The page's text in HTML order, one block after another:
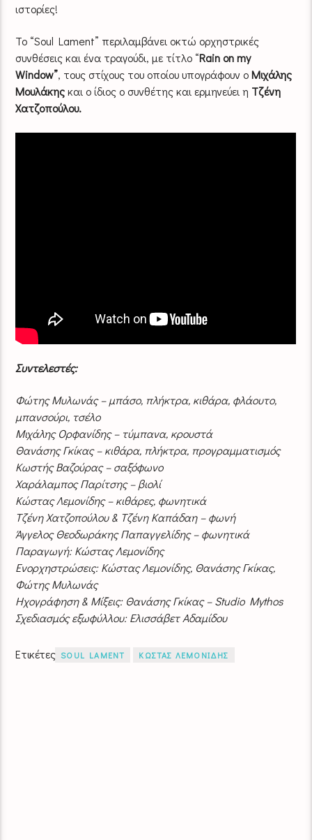
ιστορίες!
To “Soul Lament” περιλαμβάνει οκτώ ορχηστρικές
συνθέσεις και ένα τραγούδι, με τίτλο “Rain on my
Window”, τους στίχους του οποίου υπογράφουν οΜιχάλης
Μουλάκηςκαι ο ίδιος ο συνθέτης και ερμηνεύει η Τζένη
Χατζοπούλου.
Συντελεστές:
Φώτης Μυλωνάς – μπάσο, πλήκτρα, κιθάρα, φλάουτο,
μπανσούρι, τσέλο
Μιχάλης Ορφανίδης – τύμπανα, κρουστά
Θανάσης Γκίκας – κιθάρα, πλήκτρα, προγραμματισμός
Κωστής Βαζούρας – σαξόφωνο
Χαράλαμπος Παρίτσης – βιολί
Κώστας Λεμονίδης – κιθάρες, φωνητικά
Τζένη Χατζοπούλου & Τζένη Καπάδαη – φωνή
Άγγελος Θεοδωράκης Παπαγγελίδης – φωνητικά
Παραγωγή: Κώστας Λεμονίδης
Ενορχηστρώσεις: Κώστας Λεμονίδης, Θανάσης Γκίκας,
Φώτης Μυλωνάς
Ηχογράφηση & Μίξεις: Θανάσης Γκίκας – Studio Mythos
Σχεδιασμός εξωφύλλου: Ελισσάβετ Αδαμίδου
Ετικέτες SOUL LAMENT ΚΩΣΤΑΣ ΛΕΜΟΝΙΔΗΣ